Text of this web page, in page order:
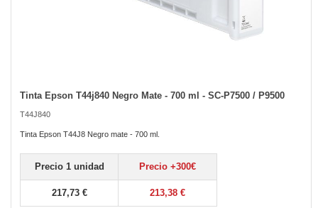
Tinta Epson T44j840 Negro Mate - 700 ml - SC-P7500 / P9500
T44J840
Tinta Epson T44J8 Negro mate - 700 ml.
Precio 1 unidad Precio +300€
217,73 € 213,38 €
Skip
the
beginning
the
images
gallery